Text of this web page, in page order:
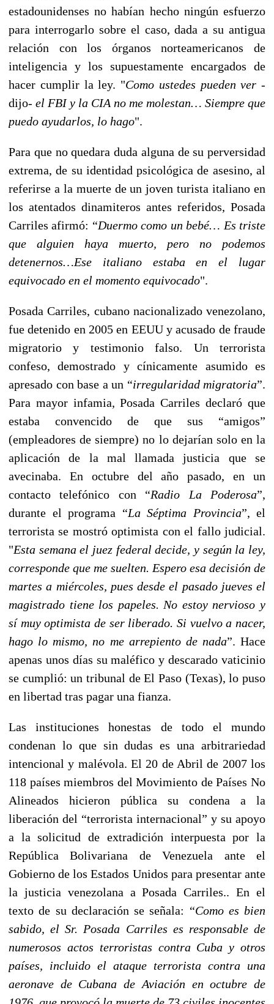
estadounidenses no habían hecho ningún esfuerzo
para interrogarlo sobre el caso, dada a su antigua
relación con los órganos norteamericanos de
inteligencia y los supuestamente encargados de
hacer cumplir la ley. "Como ustedes pueden ver -
dijo- el FBI y la CIA no me molestan… Siempre que
puedo ayudarlos, lo hago".
Para que no quedara duda alguna de su perversidad
extrema, de su identidad psicológica de asesino, al
referirse a la muerte de un joven turista italiano en
los atentados dinamiteros antes referidos, Posada
Carriles afirmó: “Duermo como un bebé… Es triste
que alguien haya muerto, pero no podemos
detenernos…Ese italiano estaba en el lugar
equivocado en el momento equivocado".
Posada Carriles, cubano nacionalizado venezolano,
fue detenido en 2005 en EEUU y acusado de fraude
migratorio y testimonio falso. Un terrorista
confeso, demostrado y cínicamente asumido es
apresado con base a un “irregularidad migratoria”.
Para mayor infamia, Posada Carriles declaró que
estaba convencido de que sus “amigos”
(empleadores de siempre) no lo dejarían solo en la
aplicación de la mal llamada justicia que se
avecinaba. En octubre del año pasado, en un
contacto telefónico con “Radio La Poderosa”,
durante el programa “La Séptima Provincia”, el
terrorista se mostró optimista con el fallo judicial.
"Esta semana el juez federal decide, y según la ley,
corresponde que me suelten. Espero esa decisión de
martes a miércoles, pues desde el pasado jueves el
magistrado tiene los papeles. No estoy nervioso y
sí muy optimista de ser liberado. Si vuelvo a nacer,
hago lo mismo, no me arrepiento de nada”. Hace
apenas unos días su maléfico y descarado vaticinio
se cumplió: un tribunal de El Paso (Texas), lo puso
en libertad tras pagar una fianza.
Las instituciones honestas de todo el mundo
condenan lo que sin dudas es una arbitrariedad
intencional y malévola. El 20 de Abril de 2007 los
118 países miembros del Movimiento de Países No
Alineados hicieron pública su condena a la
liberación del “terrorista internacional” y su apoyo
a la solicitud de extradición interpuesta por la
República Bolivariana de Venezuela ante el
Gobierno de los Estados Unidos para presentar ante
la justicia venezolana a Posada Carriles.. En el
texto de su declaración se señala: “Como es bien
sabido, el Sr. Posada Carriles es responsable de
numerosos actos terroristas contra Cuba y otros
países, incluido el ataque terrorista contra una
aeronave de Cubana de Aviación en octubre de